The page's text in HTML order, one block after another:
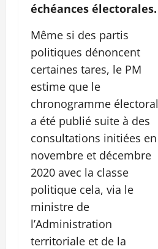
échéances électorales.
Même si des partis
politiques dénoncent
certaines tares, le PM
estime que le
chronogramme électoral
a été publié suite à des
consultations initiées en
novembre et décembre
2020 avec la classe
politique cela, via le
ministre de
l’Administration
territoriale et de la